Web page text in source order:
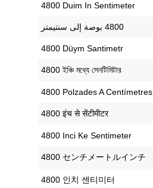
‎4800 Duim In Sentimeter
‎4800 Düym Santimetr
‎4800 ইঞ্চি মধ্যে সেনটিমিটার
‎4800 Polzades A Centímetres
‎4800 इंच से सेंटीमीटर
‎4800 Inci Ke Sentimeter
‎4800 センチメートルインチ
‎4800 인치 센티미터